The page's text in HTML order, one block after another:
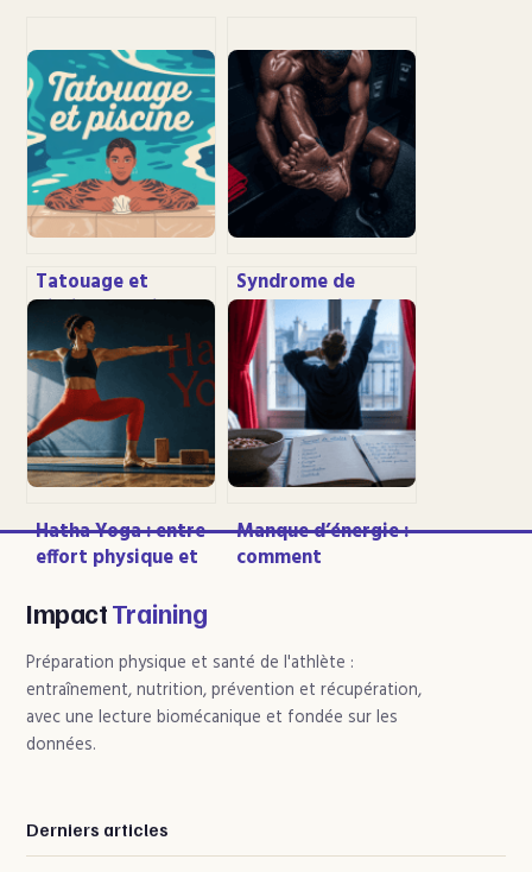
Tatouage et
piscine : délais,
risques et
précautions à
connaître
Syndrome de
Baxter : 4 signes
pour distinguer la
douleur du nerf
plantaire latéral de
la fasciite
Hatha Yoga : entre
effort physique et
mental, la voie de
l’équilibre
Manque d’énergie :
comment
d’alerte
ImpactTraining
Préparation physique et santé de l'athlète :
entraînement, nutrition, prévention et récupération,
avec une lecture biomécanique et fondée sur les
données.
Derniers articles